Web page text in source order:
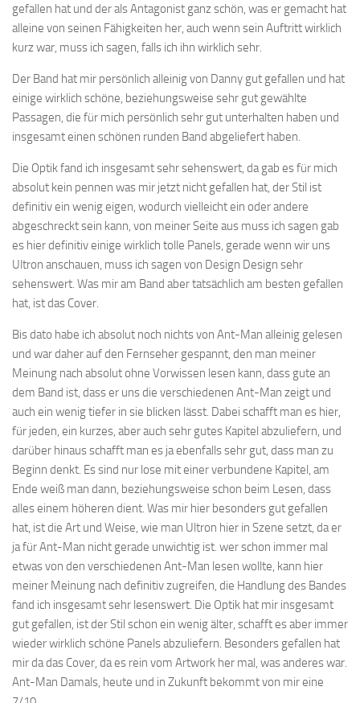
gefallen hat und der als Antagonist ganz schön, was er gemacht hat
alleine von seinen Fähigkeiten her, auch wenn sein Auftritt wirklich
kurz war, muss ich sagen, falls ich ihn wirklich sehr.
Der Band hat mir persönlich alleinig von Danny gut gefallen und hat
einige wirklich schöne, beziehungsweise sehr gut gewählte
Passagen, die für mich persönlich sehr gut unterhalten haben und
insgesamt einen schönen runden Band abgeliefert haben.
Die Optik fand ich insgesamt sehr sehenswert, da gab es für mich
absolut kein pennen was mir jetzt nicht gefallen hat, der Stil ist
definitiv ein wenig eigen, wodurch vielleicht ein oder andere
abgeschreckt sein kann, von meiner Seite aus muss ich sagen gab
es hier definitiv einige wirklich tolle Panels, gerade wenn wir uns
Ultron anschauen, muss ich sagen von Design Design sehr
sehenswert. Was mir am Band aber tatsächlich am besten gefallen
hat, ist das Cover.
Bis dato habe ich absolut noch nichts von Ant-Man alleinig gelesen
und war daher auf den Fernseher gespannt, den man meiner
Meinung nach absolut ohne Vorwissen lesen kann, dass gute an
dem Band ist, dass er uns die verschiedenen Ant-Man zeigt und
auch ein wenig tiefer in sie blicken lässt. Dabei schafft man es hier,
für jeden, ein kurzes, aber auch sehr gutes Kapitel abzuliefern, und
darüber hinaus schafft man es ja ebenfalls sehr gut, dass man zu
Beginn denkt. Es sind nur lose mit einer verbundene Kapitel, am
Ende weiß man dann, beziehungsweise schon beim Lesen, dass
alles einem höheren dient. Was mir hier besonders gut gefallen
hat, ist die Art und Weise, wie man Ultron hier in Szene setzt, da er
ja für Ant-Man nicht gerade unwichtig ist. wer schon immer mal
etwas von den verschiedenen Ant-Man lesen wollte, kann hier
meiner Meinung nach definitiv zugreifen, die Handlung des Bandes
fand ich insgesamt sehr lesenswert. Die Optik hat mir insgesamt
gut gefallen, ist der Stil schon ein wenig älter, schafft es aber immer
wieder wirklich schöne Panels abzuliefern. Besonders gefallen hat
mir da das Cover, da es rein vom Artwork her mal, was anderes war.
Ant-Man Damals, heute und in Zukunft bekommt von mir eine